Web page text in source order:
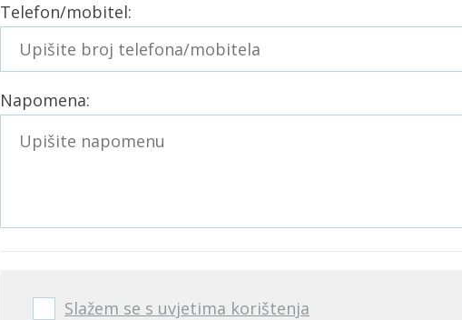
Telefon/mobitel:
Napomena:
Slažem se s uvjetima korištenja